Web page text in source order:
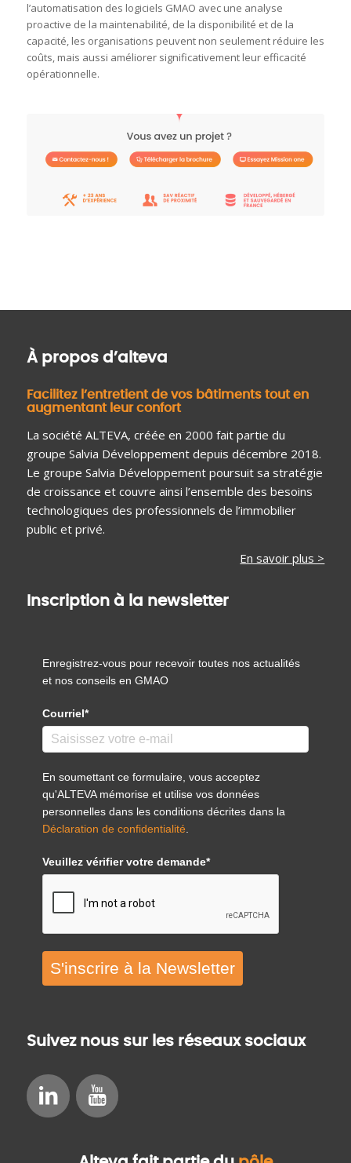
l’automatisation des logiciels GMAO avec une analyse
proactive de la maintenabilité, de la disponibilité et de la
capacité, les organisations peuvent non seulement réduire les
coûts, mais aussi améliorer significativement leur efficacité
opérationnelle.
À propos d’alteva
Facilitez l’entretient de vos bâtiments tout en
augmentant leur confort
La société ALTEVA, créée en 2000 fait partie du
groupe Salvia Développement depuis décembre 2018.
Le groupe Salvia Développement poursuit sa stratégie
de croissance et couvre ainsi l’ensemble des besoins
technologiques des professionnels de l’immobilier
public et privé.
En savoir plus >
Inscription à la newsletter
Enregistrez-vous pour recevoir toutes nos actualités
et nos conseils en GMAO
Courriel*
En soumettant ce formulaire, vous acceptez
qu'ALTEVA mémorise et utilise vos données
personnelles dans les conditions décrites dans la
Déclaration de confidentialité.
Veuillez vérifier votre demande*
S'inscrire à la Newsletter
Suivez nous sur les réseaux sociaux